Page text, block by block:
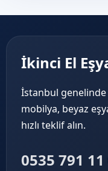
İkinci El
İstanbul genelinde
mobilya, beyaz
hızlı teklif alın.
0535 791